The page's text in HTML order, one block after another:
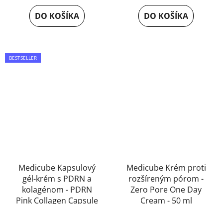
je
5,0
DO KOŠÍKA DO KOŠÍKA
BESTSELLER
Medicube Kapsulový
gél-krém s PDRN a
kolagénom - PDRN
Pink Collagen Capsule
Medicube Krém proti
rozšíreným pórom -
Zero Pore One Day
Cream - 50 ml